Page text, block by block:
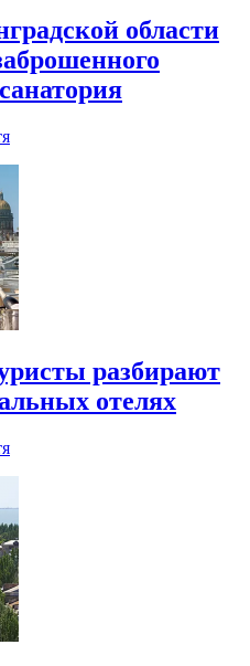
области
разбирают
отелях